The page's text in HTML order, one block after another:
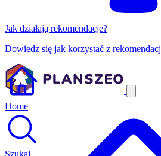
Jak działają rekomendacje?
Dowiedz się jak korzystać z
Home
Szukaj